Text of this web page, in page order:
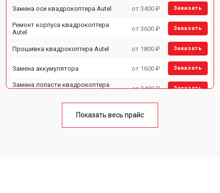
Замена оси квадрокоптера Autel от 3400 ₽ Заказать
Ремонт корпуса квадрокоптера
Autel
от 3600 ₽ Заказать
Прошивка квадрокоптера Autel от 1800 ₽ Заказать
Замена аккумулятора от 1600 ₽ Заказать
Замена лопасти квадрокоптера
от 2400 ₽ Заказать
Ремонт камеры квадрокоптера
Замена мотора квадрокоптера
от 3500 ₽
Показать весь прайс